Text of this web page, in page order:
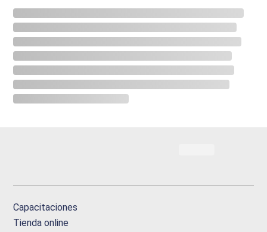
Capacitaciones
Tienda online